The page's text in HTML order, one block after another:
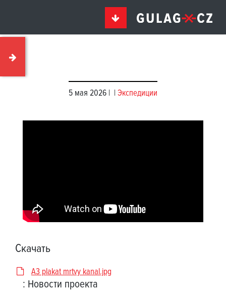
5 мая 2026 | | Экспедиции
Скачать
A3 plakat mrtvy kanal.jpg
: Новости проекта